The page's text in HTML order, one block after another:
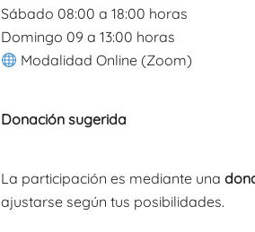
Sábado 08:00 a 18:00 horas
Domingo 09 a 13:00 horas
Modalidad Online (Zoom)
Donación sugerida
La participación es mediante una
ajustarse según tus posibilidades.